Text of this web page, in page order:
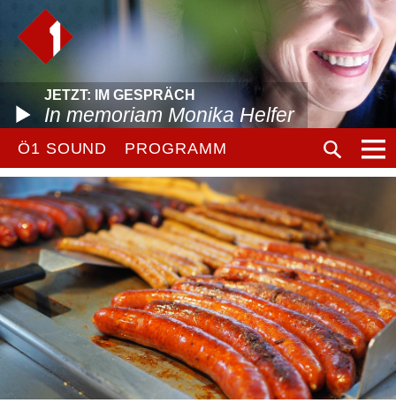
JETZT: IM GESPRÄCH
In memoriam Monika Helfer
Ö1 SOUND PROGRAMM